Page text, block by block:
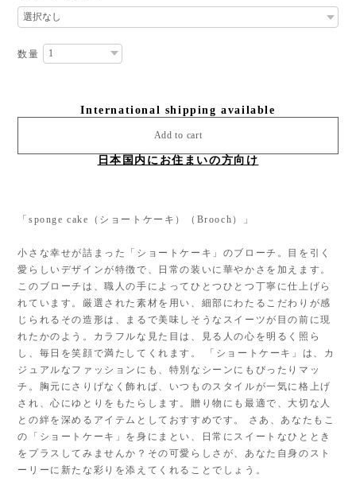
数量
International shipping available
Add to cart
日本国内にお住まいの方向け
「sponge cake（ショートケーキ）（Brooch）」
小さな幸せが詰まった「ショートケーキ」のブローチ。目を引く
愛らしいデザインが特徴で、日常の装いに華やかさを加えます。
このブローチは、職人の手によってひとつひとつ丁寧に仕上げら
れています。厳選された素材を用い、細部にわたるこだわりが感
じられるその造形は、まるで美味しそうなスイーツが目の前に現
れたかのよう。カラフルな見た目は、見る人の心を明るく照ら
し、毎日を笑顔で満たしてくれます。 「ショートケーキ」は、カ
ジュアルなファッションにも、特別なシーンにもぴったりマッ
チ。胸元にさりげなく飾れば、いつものスタイルが一気に格上げ
され、心にゆとりをもたらします。贈り物にも最適で、大切な人
との絆を深めるアイテムとしておすすめです。 さあ、あなたもこ
の「ショートケーキ」を身にまとい、日常にスイートなひととき
をプラスしてみませんか？その可愛らしさが、あなた自身のスト
ーリーに新たな彩りを添えてくれることでしょう。